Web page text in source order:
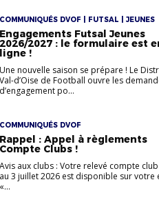
COMMUNIQUÉS DVOF | FUTSAL | JEUNES
Engagements Futsal Jeunes
2026/2027 : le formulaire est
ligne !
Une nouvelle saison se prépare ! Le
Val-d’Oise de Football ouvre les
d’engagement po...
COMMUNIQUÉS DVOF
Rappel : Appel à règlements
Compte Clubs !
Avis aux clubs : Votre relevé compte
au 3 juillet 2026 est disponible sur votre
«...